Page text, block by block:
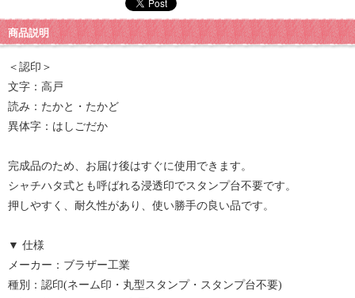
商品説明
＜認印＞
文字：高戸
読み：たかと・たかど
異体字：はしごだか
完成品のため、お届け後はすぐに使用できます。
シャチハタ式とも呼ばれる浸透印でスタンプ台不要です。
押しやすく、耐久性があり、使い勝手の良い品です。
▼ 仕様
メーカー：ブラザー工業
種別：認印(ネーム印・丸型スタンプ・スタンプ台不要)